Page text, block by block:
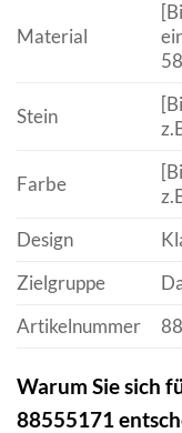
Material
Stein
Farbe
Design
Zielgruppe
Artikelnummer
Warum Sie sich
88555171